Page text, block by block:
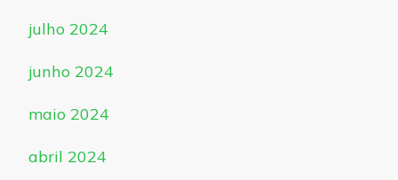
julho 2024
junho 2024
maio 2024
abril 2024